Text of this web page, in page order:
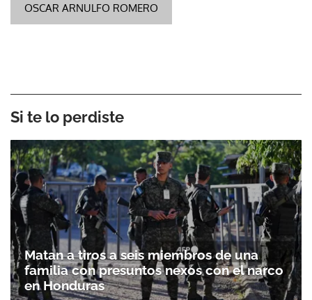
OSCAR ARNULFO ROMERO
Si te lo perdiste
Matan a tiros a seis miembros de una
familia con presuntos nexos con el narco
en Honduras